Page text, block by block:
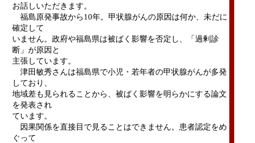
お話しいただきます。
福島原発事故から10年。甲状腺がんの原因は何か、未だに
確定して
いません。政府や福島県は被ばく影響を否定し、「過剰診
断」が原因と
主張しています。
津田敏秀さんは福島県で小児・若年者の甲状腺がんが多発
しており、
地域差も見られることから、被ばく影響を明らかにする論文
を発表され
ています。
因果関係を直接目で見ることはできません。患者認定をめ
ぐって